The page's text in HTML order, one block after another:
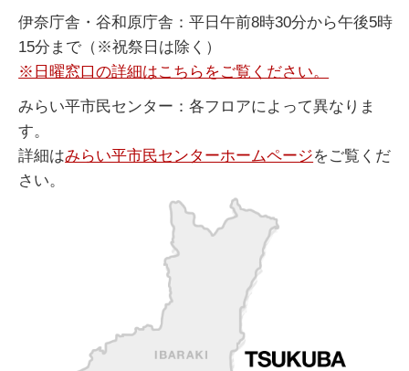
伊奈庁舎・谷和原庁舎：平日午前8時30分から午後5時
15分まで（※祝祭日は除く）
※日曜窓口の詳細はこちらをご覧ください。
みらい平市民センター：各フロアによって異なりま
す。
詳細はみらい平市民センターホームページをご覧くだ
さい。